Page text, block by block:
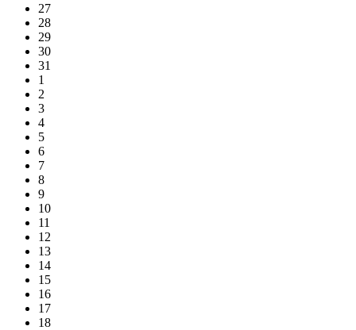
27
28
29
30
31
1
2
3
4
5
6
7
8
9
10
11
12
13
14
15
16
17
18